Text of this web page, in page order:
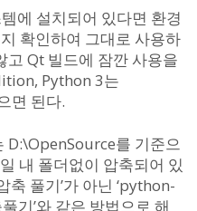
에 설치되어 있다면 환경
확인하여 그대로 사용하
고 Qt 빌드에 잠깐 사용을
Python 3는
면 된다.
D:\OpenSource를 기준으
내 폴더없이 압축되어 있
축 풀기’가 아닌 ‘python-
기’와 같은 방법으로 해